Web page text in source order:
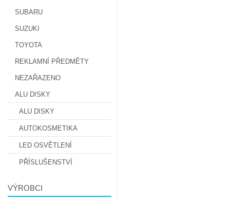
SUBARU
SUZUKI
TOYOTA
REKLAMNÍ PŘEDMĚTY
NEZAŘAZENO
ALU DISKY
ALU DISKY
AUTOKOSMETIKA
LED OSVĚTLENÍ
PŘÍSLUŠENSTVÍ
VÝROBCI